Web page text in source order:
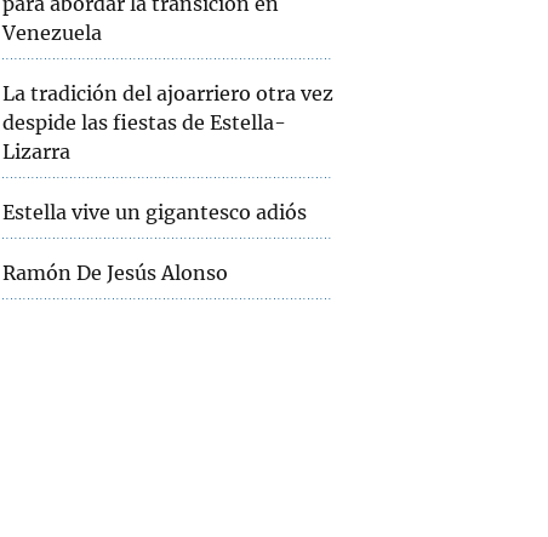
Venezuela
La tradición del ajoarriero otra vez
despide las fiestas de Estella-
Lizarra
Estella vive un gigantesco adiós
Ramón De Jesús Alonso